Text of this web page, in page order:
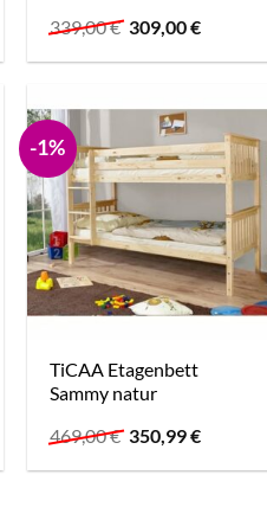
339,00€ Ursprünglicher
Preis
war:
309,00€Aktueller
ist:
-1%
TiCAA Etagenbett
Sammy natur
469,00€ Ursprünglicher
Preis
war:
350,99€Aktueller
ist: